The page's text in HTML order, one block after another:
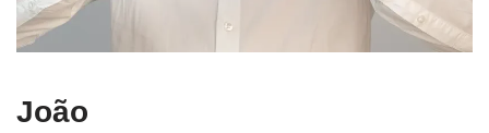
João